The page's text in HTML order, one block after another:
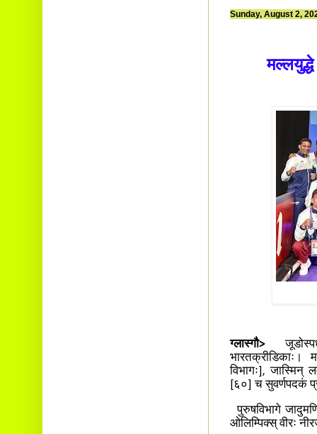
Sunday, August 2,
मल्लयुद्धे
ग्लास्गौ>
भारतक्रीडिकाः।
विभागः], जास्मिन्
[६०] च सुवर्णपदकं
पुरुषविभागे
ओलिम्पिक्स् वीरः